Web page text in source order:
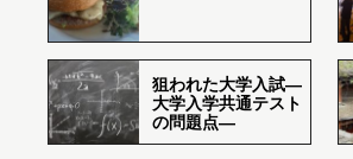
狙われた大学入試―
大学入学共通テスト
の問題点―